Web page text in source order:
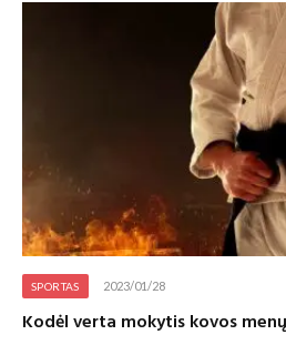
SPORTAS 2023/01/28
Kodėl verta mokytis kovos